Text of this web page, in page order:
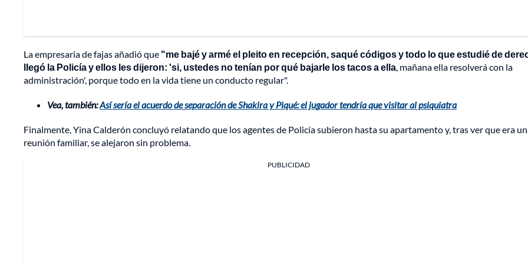
La empresaria de fajas añadió que "me bajé y armé el pleito en recepción, saqué códigos y todo lo que estudié de
llegó la Policía y ellos les dijeron: 'si, ustedes no tenían por qué bajarle los tacos a ella, mañana ella resolverá con la
administración', porque todo en la vida tiene un conducto regular".
Vea, también:Así sería el acuerdo de separación de Shakira y Piqué: el jugador tendría que visitar al psiquiatra
Finalmente, Yina Calderón concluyó relatando que los agentes de Policía subieron hasta su apartamento y, tras ver que era
reunión familiar, se alejaron sin problema.
PUBLICIDAD